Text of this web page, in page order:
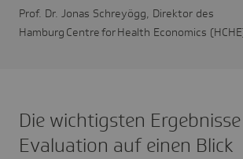
Prof. Dr. Jonas Schreyögg, Direktor des
Hamburg Centre for Health Economics
Die wichtigsten
Evaluation auf einen Blick